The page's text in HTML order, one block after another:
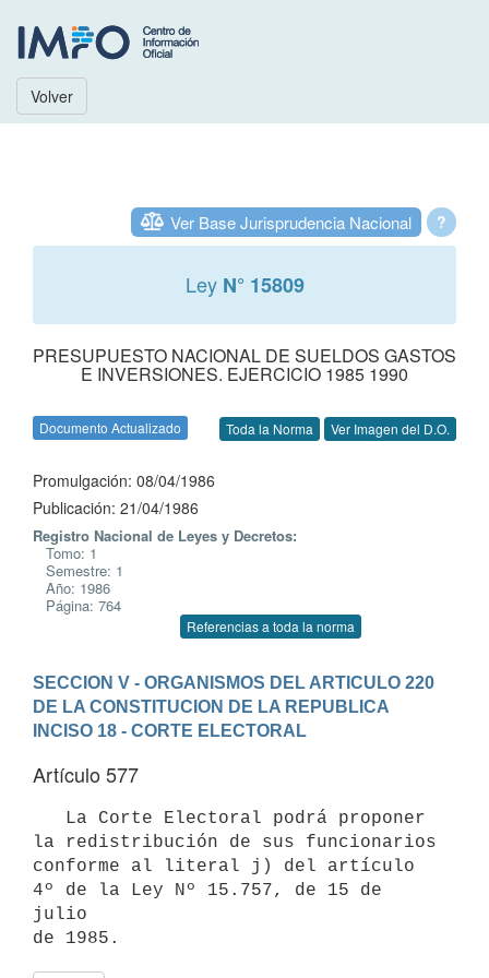
Volver
?
Ver Base Jurisprudencia Nacional
Ley N° 15809
PRESUPUESTO NACIONAL DE SUELDOS GASTOS
E INVERSIONES. EJERCICIO 1985 1990
Documento Actualizado Toda la Norma Ver Imagen del D.O.
Promulgación: 08/04/1986
Publicación: 21/04/1986
Registro Nacional de Leyes y Decretos:
Tomo: 1
Semestre: 1
Año: 1986
Página: 764
Referencias a toda la norma
SECCION V - ORGANISMOS DEL ARTICULO 220
DE LA CONSTITUCION DE LA REPUBLICA
INCISO 18 - CORTE ELECTORAL
Artículo 577
la redistribución de sus funcionarios
conforme al literal j) del artículo
4º de la Ley Nº 15.757, de 15 de
julio